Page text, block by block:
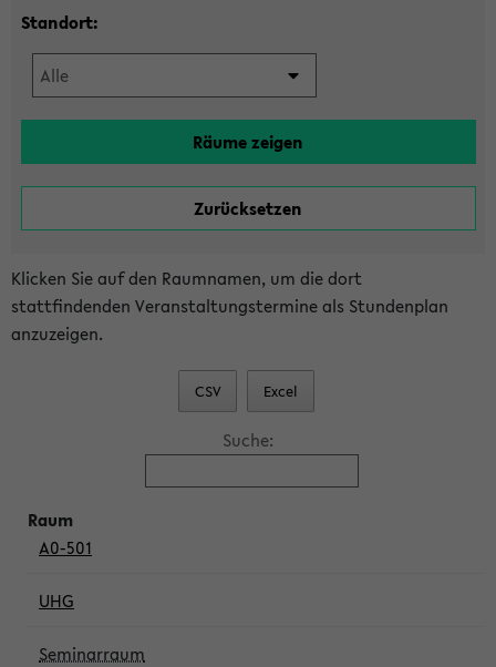
Standort:
Klicken Sie auf den Raumnamen, um die dort
stattfindenden Veranstaltungstermine als Stundenplan
anzuzeigen.
CSV Excel
Suche:
A0-501
UHG
Seminarraum